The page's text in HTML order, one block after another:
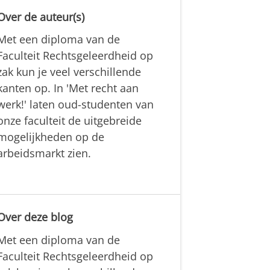
de auteur(s)
een diploma van de
Rechtsgeleerdheid op
kun je veel verschillende
op. In 'Met recht aan
laten oud-studenten van
faculteit de uitgebreide
op de
zien.
deze blog
een diploma van de
Rechtsgeleerdheid op